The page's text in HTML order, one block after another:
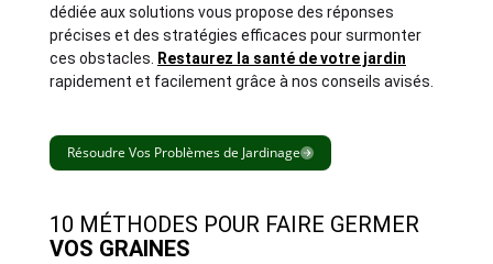
dédiée aux solutions vous propose des réponses
précises et des stratégies efficaces pour surmonter
ces obstacles.
Restaurez la santé de votre jardin
rapidement et facilement grâce à nos conseils avisés.
Résoudre Vos Problèmes de Jardinage
10 MÉTHODES POUR FAIRE GERMER
VOS GRAINES